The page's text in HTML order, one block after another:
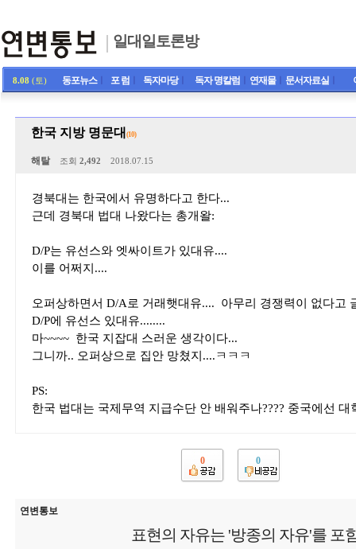
일대일토론방
8.08 (토) 동포뉴스ㅣ 포 럼 독자마당ㅣ 독자 명칼럼 연재물ㅣ 문서자료실
한국 지방 명문대 (10)
해탈 조회 2,492 2018.07.15
경북대는 한국에서 유명하다고 한다...
근데 경북대 법대 나왔다는 총개왈:
D/P는 유선스와 엣싸이트가 있대유....
이를 어쩌지....
오퍼상하면서 D/A로 거래햇대유.... 아무리 경쟁력이 없다고
D/P에 유선스 있대유........
마~~~~ 한국 지잡대 스러운 생각이다...
그니까.. 오퍼상으로 집안 망쳤지....ㅋㅋㅋ
PS:
한국 법대는 국제무역 지급수단 안 배워주나???? 중국에선
0 0
연변통보
표현의 자유는 '방종의 자유'를 포